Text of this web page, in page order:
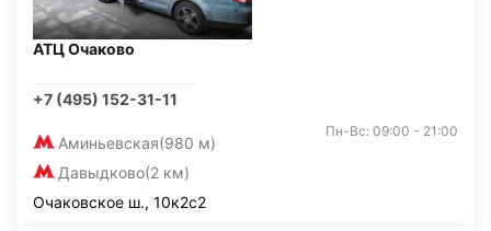
АТЦ Очаково
+7 (495) 152-31-11
Аминьевская(980 м)
Давыдково(2 км)
Пн-Вс: 09:00 - 21:00
Очаковское ш., 10к2с2